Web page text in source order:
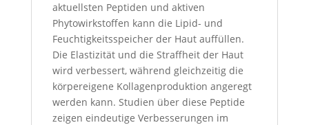
aktuellsten Peptiden und aktiven
Phytowirkstoffen kann die Lipid- und
Feuchtigkeitsspeicher der Haut auffüllen.
Die Elastizität und die Straffheit der Haut
wird verbessert, während gleichzeitig die
körpereigene Kollagenproduktion angeregt
werden kann. Studien über diese Peptide
zeigen eindeutige Verbesserungen im